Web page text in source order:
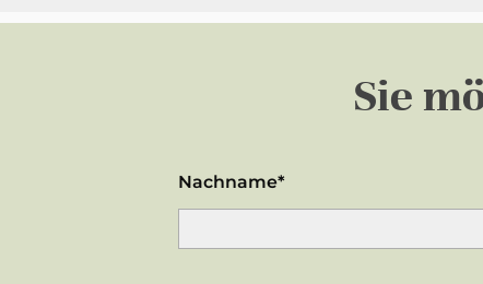
Sie
Nachname*